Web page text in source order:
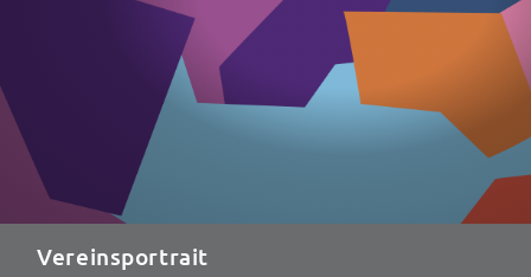
Vereinsportrait